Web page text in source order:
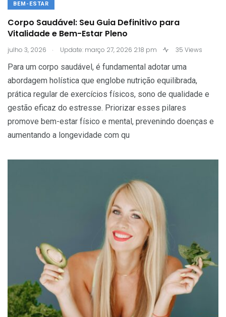
BEM-ESTAR
Corpo Saudável: Seu Guia Definitivo para
Vitalidade e Bem-Estar Pleno
julho 3, 2026 . Update: março 27, 2026 2:18 pm 35 Views
Para um corpo saudável, é fundamental adotar uma
abordagem holística que englobe nutrição equilibrada,
prática regular de exercícios físicos, sono de qualidade e
gestão eficaz do estresse. Priorizar esses pilares
promove bem-estar físico e mental, prevenindo doenças e
aumentando a longevidade com qu